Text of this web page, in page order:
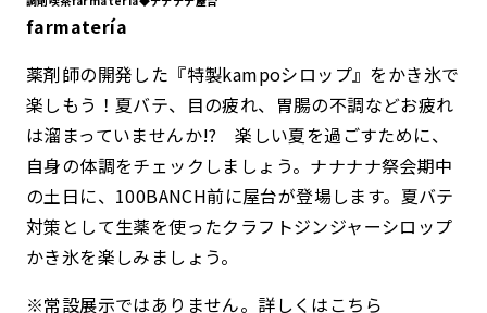
farmatería
薬剤師の開発した『特製kampoシロップ』をかき氷で
楽しもう！夏バテ、目の疲れ、胃腸の不調などお疲れ
は溜まっていませんか!? 楽しい夏を過ごすために、
自身の体調をチェックしましょう。ナナナナ祭会期中
の土日に、100BANCH前に屋台が登場します。夏バテ
対策として生薬を使ったクラフトジンジャーシロップ
かき氷を楽しみましょう。
※常設展示ではありません。詳しくはこちら